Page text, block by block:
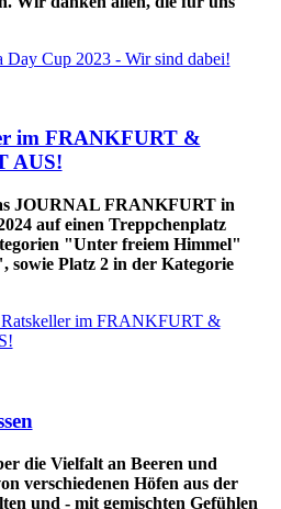
Day Cup 2023 - Wir sind dabei!
im FRANKFURT &
AUS!
JOURNAL FRANKFURT in
auf einen Treppchenplatz
"Unter freiem Himmel"
Platz 2 in der Kategorie
im FRANKFURT &
die Vielfalt an Beeren und
verschiedenen Höfen aus der
und - mit gemischten Gefühlen